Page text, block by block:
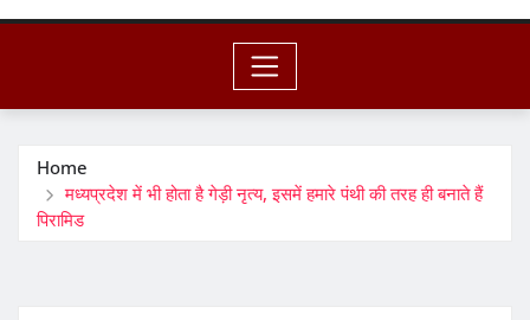
Home
मध्यप्रदेश में भी होता है गेड़ी नृत्य, इसमें हमारे पंथी की तरह ही बनाते हैं
पिरामिड